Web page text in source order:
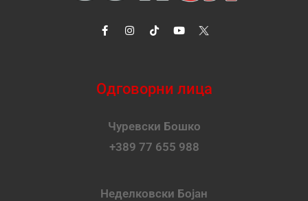
Одговорни лица
Чуревски Бошко
+389 77 655 988
Неделковски Бојан